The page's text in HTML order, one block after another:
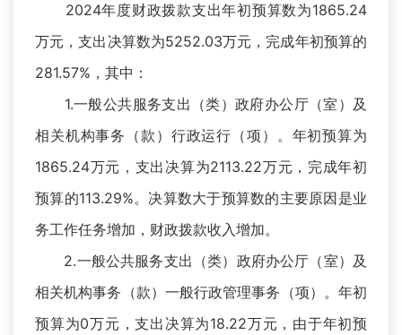
2024年度财政拨款支出年初预算数为1865.24
万元，支出决算数为5252.03万元，完成年初预算的
281.57%，其中：
1.一般公共服务支出（类）政府办公厅（室）及
相关机构事务（款）行政运行（项）。年初预算为
1865.24万元，支出决算为2113.22万元，完成年初
预算的113.29%。决算数大于预算数的主要原因是业
务工作任务增加，财政拨款收入增加。
2.一般公共服务支出（类）政府办公厅（室）及
相关机构事务（款）一般行政管理事务（项）。年初
预算为0万元，支出决算为18.22万元，由于年初预